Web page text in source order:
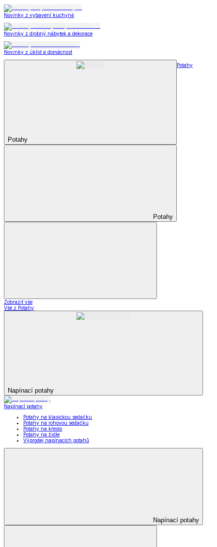
Novinky z vybavení kuchyně
Novinky z drobný nábytek a dekorace
Novinky z úklid a domácnost
Potahy
Potahy
Potahy
Zobrazit vše
Vše z Potahy
Napínací potahy
Napínací potahy
Potahy na klasickou sedačku
Potahy na rohovou sedačku
Potahy na křeslo
Potahy na židle
Výprodej napínacích potahů
Napínací potahy